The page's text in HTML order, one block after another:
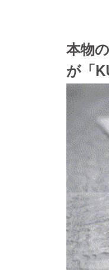
本物
が「